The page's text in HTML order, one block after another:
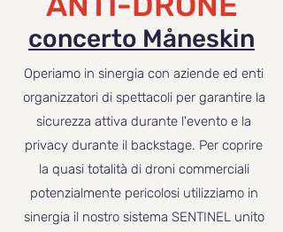
concerto Måneskin
Operiamo in sinergia con aziende ed enti
organizzatori di spettacoli per garantire la
sicurezza attiva durante l'evento e la
privacy durante il backstage. Per coprire
la quasi totalità di droni commerciali
potenzialmente pericolosi utilizziamo in
sinergia il nostro sistema SENTINEL unito